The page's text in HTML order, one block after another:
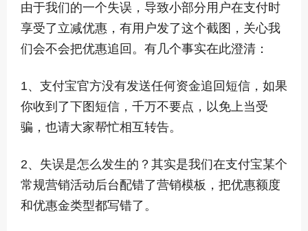
由于我们的一个失误，导致小部分用户在支付时
享受了立减优惠，有用户发了这个截图，关心我
们会不会把优惠追回。有几个事实在此澄清：
1、支付宝官方没有发送任何资金追回短信，如果
你收到了下图短信，千万不要点，以免上当受
骗，也请大家帮忙相互转告。
2、失误是怎么发生的？其实是我们在支付宝某个
常规营销活动后台配错了营销模板，把优惠额度
和优惠金类型都写错了。